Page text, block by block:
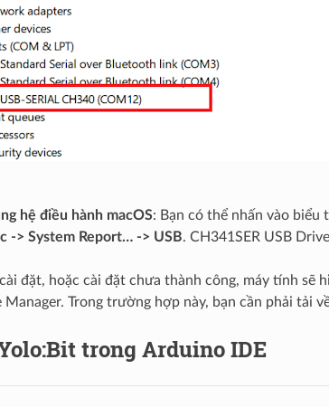
hệ điều hành macOS: Bạn có thể nhấn vào biểu
-> System Report… -> USB. CH341SER USB
đặt, hoặc cài đặt chưa thành công, máy tính sẽ
Trong trường hợp này, bạn cần phải tải
trong Arduino IDE